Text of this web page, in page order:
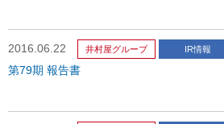
2016.06.22 井村屋グループ IR情報
第79期 報告書